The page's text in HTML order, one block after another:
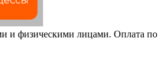
и физическими лицами. Оплата по